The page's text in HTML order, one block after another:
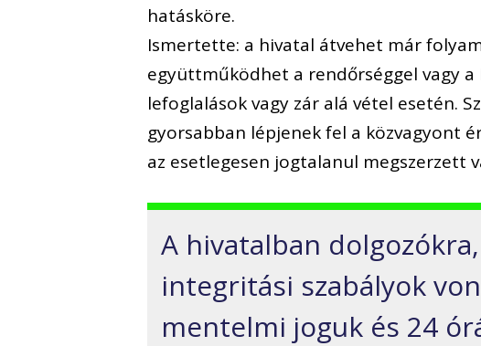
hatásköre.
Ismertette: a hivatal átvehet már
együttműködhet a rendőrséggel vagy
lefoglalások vagy zár alá vétel esetén.
gyorsabban lépjenek fel a közvagyont
az esetlegesen jogtalanul megszerzett
A hivatalban
integritási szabályok
mentelmi joguk és 24